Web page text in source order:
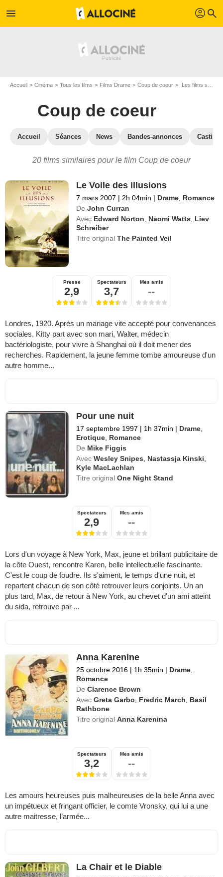
menu profil search
Accueil Cinéma Tous les films Films Drame Coup de coeur Les films similaires à "Coup de coeur"
Coup de coeur
Accueil Séances News Bandes-annonces Casting
20 films similaires pour le film Coup de coeur
Le Voile des illusions
7 mars 2007 | 2h 04min | Drame Romance
De John Curran
Avec Edward Norton Naomi Watts
Liev
Schreiber
Titre originalThe Painted Veil
Presse
2,9
Spectateurs
3,7
Mes amis
--
Londres, 1920. Après un mariage vite accepté pour convenances
sociales, Kitty part avec son mari, Walter, médecin
bactériologiste, pour vivre à Shanghai où il doit mener des
recherches. Rapidement, la jeune femme tombe amoureuse d'un
autre homme...
Pour une nuit
17 septembre 1997 | 1h 37min | Drame
Erotique Romance
De Mike Figgis
Avec Wesley Snipes Nastassja Kinski
Kyle MacLachlan
Titre originalOne Night Stand
Spectateurs
2,9
Mes amis
--
Lors d'un voyage à New York, Max, jeune et brillant publicitaire de
la côte Ouest, rencontre Karen, belle intellectuelle fascinante.
C'est le coup de foudre. Ils s'aiment, le temps d'une nuit, et
repartent chacun de son côté retrouver leurs conjoints. Un an
plus tard, Max, de retour à New York, au chevet d'un ami atteint
du sida, retrouve par ...
Anna Karenine
25 octobre 2016 | 1h 35min | Drame
Romance
De Clarence Brown
Avec Greta Garbo Fredric March
Basil
Rathbone
Titre originalAnna Karenina
Spectateurs
3,2
Mes amis
--
Les amours heureuses puis malheureuses de la belle Anna avec
un impétueux et fringant officier, le comte Vronsky, qui lui a une
autre maitresse, l’armée...
La Chair et le Diable